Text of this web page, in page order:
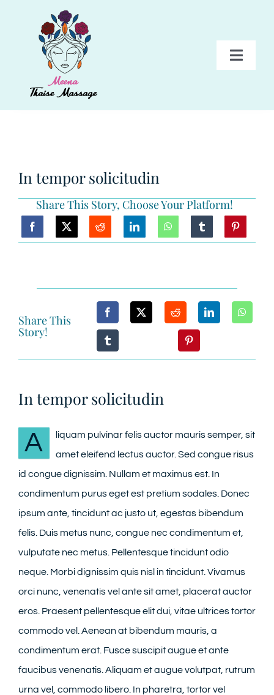
PAKKETTEN
TARIEVEN
In tempor solicitudin
Share This Story, Choose Your Platform!
Share This
Story!
In tempor solicitudin
A
liquam pulvinar felis auctor mauris semper, sit
amet eleifend lectus auctor. Sed congue risus
id congue dignissim. Nullam et maximus est. In
condimentum purus eget est pretium sodales. Donec
ipsum ante, tincidunt ac justo ut, egestas bibendum
felis. Duis metus nunc, congue nec condimentum et,
vulputate nec metus. Pellentesque tincidunt odio
neque. Morbi dignissim quis nisl in tincidunt. Vivamus
orci nunc, venenatis vel ante sit amet, placerat auctor
eros. Praesent pellentesque elit dui, vitae ultrices tortor
commodo vel. Aenean at bibendum mauris, a
condimentum erat. Fusce suscipit augue et ante
faucibus venenatis. Aliquam et augue volutpat, rutrum
urna vel, commodo libero. In pharetra, tortor vel